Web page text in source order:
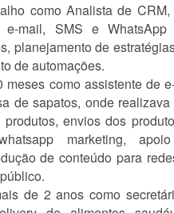
como Analista de CRM,
e-mail, SMS e WhatsApp
planejamento de
de automações.
meses como assistente de
de sapatos, onde
envios dos
marketing,
de conteúdo para
de 2 anos como